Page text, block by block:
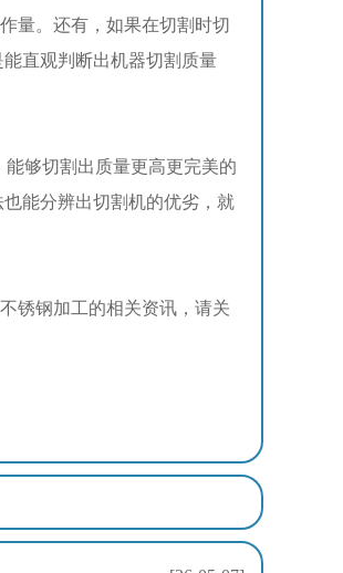
量。还有，如果在切割时切
直观判断出机器切割质量
够切割出质量更高更完美的
能分辨出切割机的优劣，就
锈钢加工的相关资讯，请关